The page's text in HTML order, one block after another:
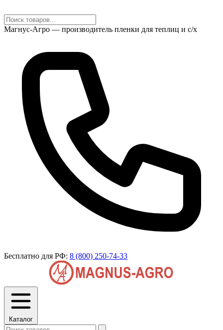
Магнус-Агро — производитель пленки для теплиц и с/х
Бесплатно для РФ: 8 (800) 250-74-33
Каталог